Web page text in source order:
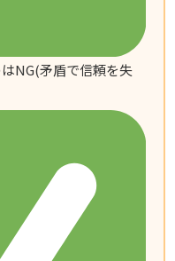
NG(矛盾で信頼を失